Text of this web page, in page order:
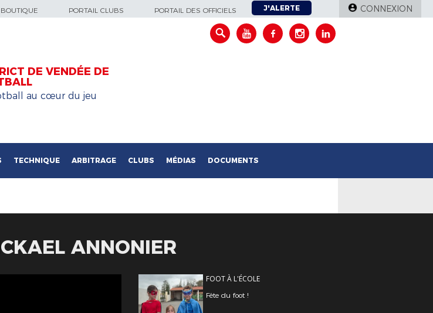
BOUTIQUE PORTAIL CLUBS PORTAIL DES OFFICIELS J'ALERTE CONNEXION
DE VENDÉE DE
au cœur du jeu
TECHNIQUE ARBITRAGE CLUBS MÉDIAS DOCUMENTS
ANNONIER
FOOT À L'ÉCOLE
Fête du foot !